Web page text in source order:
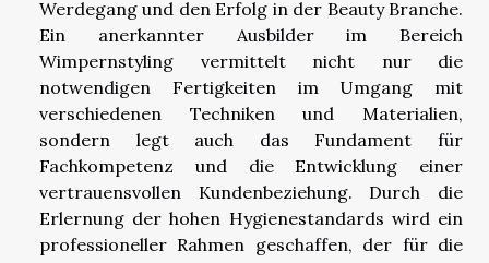
Werdegang und den Erfolg in der Beauty Branche.
Ein anerkannter Ausbilder im Bereich
Wimpernstyling vermittelt nicht nur die
notwendigen Fertigkeiten im Umgang mit
verschiedenen Techniken und Materialien,
sondern legt auch das Fundament für
Fachkompetenz und die Entwicklung einer
vertrauensvollen Kundenbeziehung. Durch die
Erlernung der hohen Hygienestandards wird ein
professioneller Rahmen geschaffen, der für die